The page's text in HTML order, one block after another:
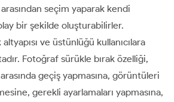
seçim yaparak kendi
bir şekilde oluşturabilirler.
ve üstünlüğü kullanıcılara
Fotoğraf sürükle bırak özelliği,
arasında geçiş yapmasına, görüntüleri
gerekli ayarlamaları yapmasına,